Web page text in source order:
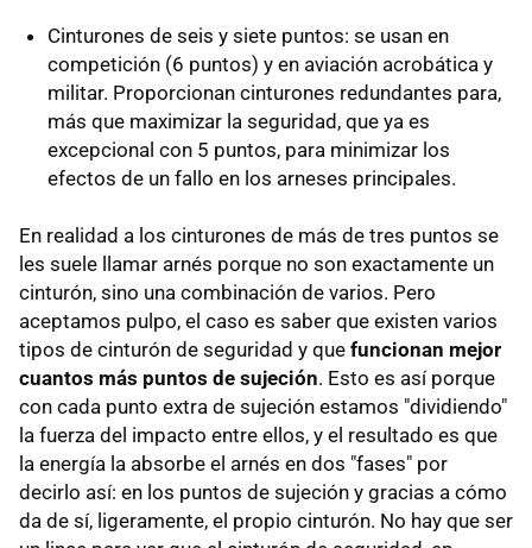
Cinturones de seis y siete puntos: se usan en
competición (6 puntos) y en aviación acrobática y
militar. Proporcionan cinturones redundantes para,
más que maximizar la seguridad, que ya es
excepcional con 5 puntos, para minimizar los
efectos de un fallo en los arneses principales.
En realidad a los cinturones de más de tres puntos se
les suele llamar arnés porque no son exactamente un
cinturón, sino una combinación de varios. Pero
aceptamos pulpo, el caso es saber que existen varios
tipos de cinturón de seguridad y que funcionan mejor
cuantos más puntos de sujeción. Esto es así porque
con cada punto extra de sujeción estamos "dividiendo"
la fuerza del impacto entre ellos, y el resultado es que
la energía la absorbe el arnés en dos "fases" por
decirlo así: en los puntos de sujeción y gracias a cómo
da de sí, ligeramente, el propio cinturón. No hay que ser